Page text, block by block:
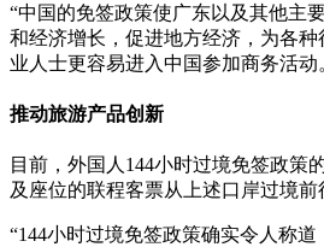
“中国的免签政策使广东以及其他主
和经济增长，促进地方经济，为各
业人士更容易进入中国参加商务活
推动旅游产品创新
目前，外国人144小时过境免签政策
及座位的联程客票从上述口岸过境
“144小时过境免签政策确实令人称